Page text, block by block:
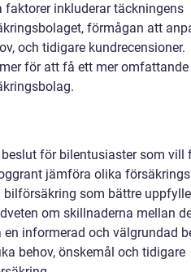
inkluderar täckningens
förmågan att
och tidigare kundrecensioner.
för att få ett mer
för bilentusiaster som vill
jämföra olika
som bättre
om skillnaderna mellan
informerad och välgrundad
behov, önskemål och tidigare